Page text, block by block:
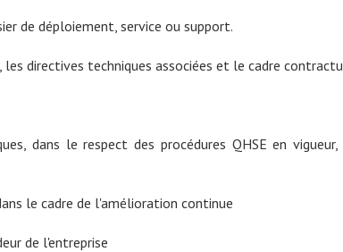
de déploiement, service ou support.
les directives techniques associées et le cadre
dans le respect des procédures QHSE en
le cadre de l'amélioration continue
de l'entreprise